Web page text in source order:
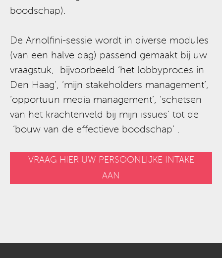
boodschap).
De Arnolfini-sessie wordt in diverse modules
(van een halve dag) passend gemaakt bij uw
vraagstuk, bijvoorbeeld ‘het lobbyproces in
Den Haag’, ‘mijn stakeholders management’,
‘opportuun media management’, ‘schetsen
van het krachtenveld bij mijn issues’ tot de
‘bouw van de effectieve boodschap’ .
VRAAG HIER UW PERSOONLIJKE INTAKE
AAN